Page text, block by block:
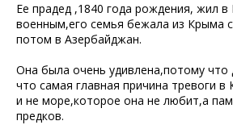
Ее прадед ,1840 года рождения, жил
военным,его семья бежала из Крыма
потом в Азербайджан.
Она была очень удивлена,потому что
что самая главная причина тревоги
и не море,которое она не любит,а
предков.